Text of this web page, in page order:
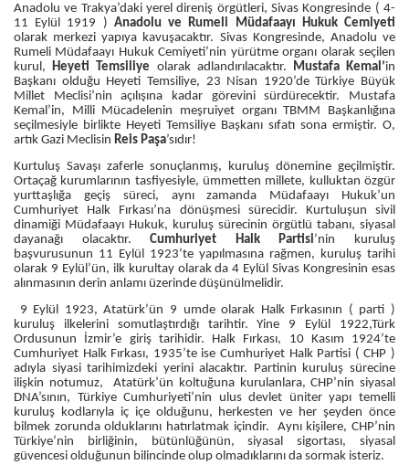
Anadolu ve Trakya’daki yerel direniş örgütleri, Sivas Kongresinde ( 4-
11 Eylül 1919 ) Anadolu ve Rumeli Müdafaayı Hukuk Cemiyeti
olarak merkezi yapıya kavuşacaktır. Sivas Kongresinde, Anadolu ve
Rumeli Müdafaayı Hukuk Cemiyeti’nin yürütme organı olarak seçilen
kurul,
Heyeti Temsiliye olarak adlandırılacaktır. Mustafa Kemal’in
Başkanı olduğu Heyeti Temsiliye, 23 Nisan 1920’de Türkiye Büyük
Millet Meclisi’nin açılışına kadar görevini sürdürecektir. Mustafa
Kemal’in, Milli Mücadelenin meşruiyet organı TBMM Başkanlığına
seçilmesiyle birlikte Heyeti Temsiliye Başkanı sıfatı sona ermiştir. O,
artık Gazi Meclisin Reis Paşa’sıdır!
Kurtuluş Savaşı zaferle sonuçlanmış, kuruluş dönemine geçilmiştir.
Ortaçağ kurumlarının tasfiyesiyle, ümmetten millete, kulluktan özgür
yurttaşlığa geçiş süreci, aynı zamanda Müdafaayı Hukuk’un
Cumhuriyet Halk Fırkası’na dönüşmesi sürecidir. Kurtuluşun sivil
dinamiği Müdafaayı Hukuk, kuruluş sürecinin örgütlü tabanı, siyasal
dayanağı olacaktır.Cumhuriyet Halk Partisi’nin kuruluş
başvurusunun 11 Eylül 1923’te yapılmasına rağmen, kuruluş tarihi
olarak 9 Eylül’ün, ilk kurultay olarak da 4 Eylül Sivas Kongresinin esas
alınmasının derin anlamı üzerinde düşünülmelidir.
9 Eylül 1923, Atatürk’ün 9 umde olarak Halk Fırkasının ( parti )
kuruluş ilkelerini somutlaştırdığı tarihtir. Yine 9 Eylül 1922,Türk
Ordusunun İzmir’e giriş tarihidir. Halk Fırkası, 10 Kasım 1924’te
Cumhuriyet Halk Fırkası, 1935’te ise Cumhuriyet Halk Partisi ( CHP )
adıyla siyasi tarihimizdeki yerini alacaktır. Partinin kuruluş sürecine
ilişkin notumuz, Atatürk’ün koltuğuna kurulanlara, CHP’nin siyasal
DNA’sının, Türkiye Cumhuriyeti’nin ulus devlet üniter yapı temelli
kuruluş kodlarıyla iç içe olduğunu, herkesten ve her şeyden önce
bilmek zorunda olduklarını hatırlatmak içindir. Aynı kişilere, CHP’nin
Türkiye’nin birliğinin, bütünlüğünün, siyasal sigortası, siyasal
güvencesi olduğunun bilincinde olup olmadıklarını da sormak isteriz.